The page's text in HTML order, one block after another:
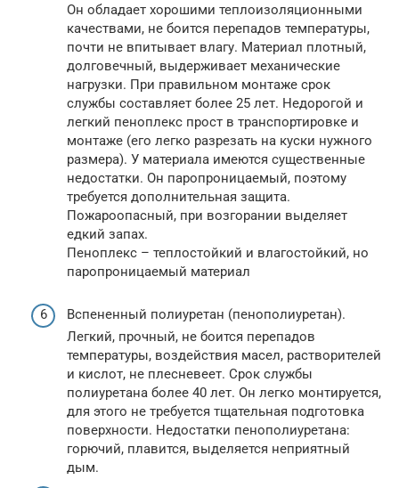
Он обладает хорошими теплоизоляционными
качествами, не боится перепадов температуры,
почти не впитывает влагу. Материал плотный,
долговечный, выдерживает механические
нагрузки. При правильном монтаже срок
службы составляет более 25 лет. Недорогой и
легкий пеноплекс прост в транспортировке и
монтаже (его легко разрезать на куски нужного
размера). У материала имеются существенные
недостатки. Он паропроницаемый, поэтому
требуется дополнительная защита.
Пожароопасный, при возгорании выделяет
едкий запах.
Пеноплекс – теплостойкий и влагостойкий, но
паропроницаемый материал
Вспененный полиуретан (пенополиуретан).
Легкий, прочный, не боится перепадов
температуры, воздействия масел, растворителей
и кислот, не плесневеет. Срок службы
полиуретана более 40 лет. Он легко монтируется,
для этого не требуется тщательная подготовка
поверхности. Недостатки пенополиуретана:
горючий, плавится, выделяется неприятный
дым.